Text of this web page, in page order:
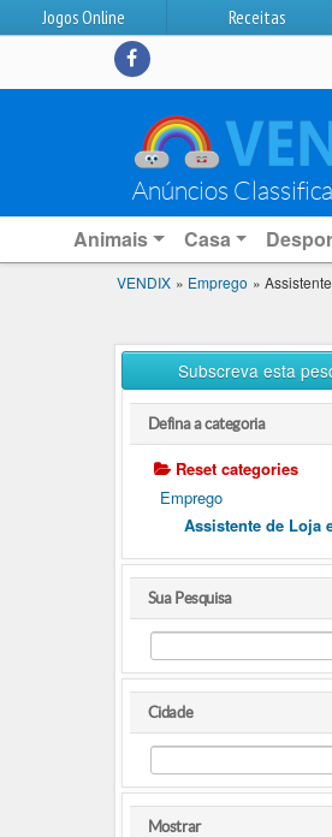
Jogos Online Receitas
Anúncios
Animais Casa
VENDIX » Emprego »
Subscreva esta
Defina a categoria
Reset categories
Emprego
Assistente de Loja
Sua Pesquisa
Cidade
Mostrar